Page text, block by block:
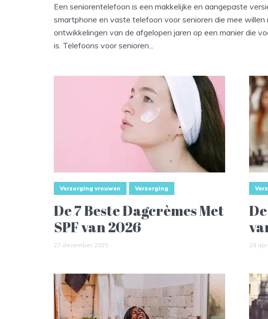
Een seniorentelefoon is een makkelijke en aangepaste
smartphone en vaste telefoon voor senioren die mee willen
ontwikkelingen van de afgelopen jaren op een manier die
is. Telefoons voor senioren...
Verzorging vrouwen Verzorging
De 7 Beste Dagcrèmes Met
SPF van 2026
27 december 2025 28